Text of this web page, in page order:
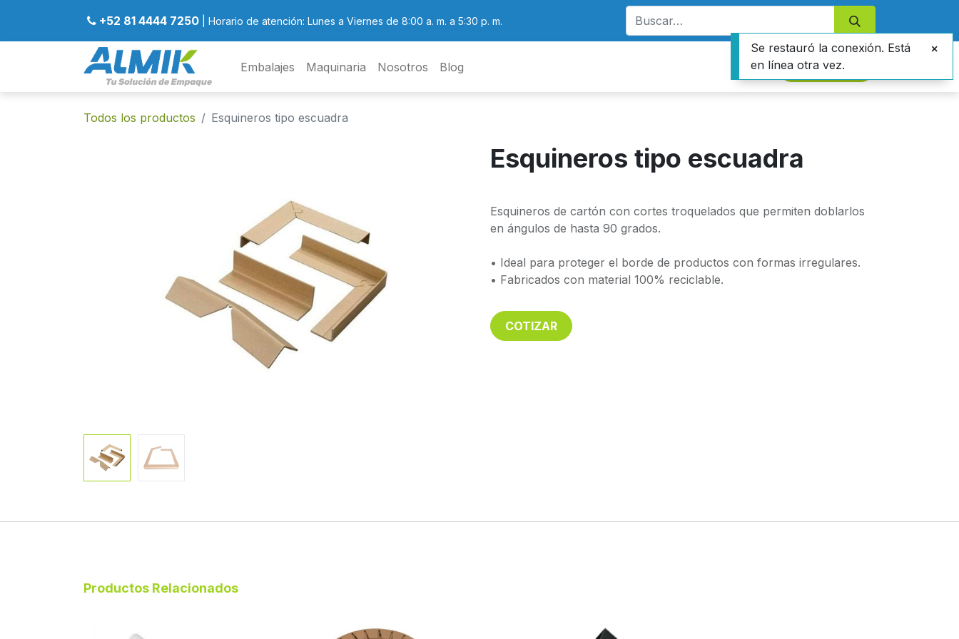
+52 81 4444 7250 | Horario de atención: Lunes a Viernes de 8:00 a. m. a 5:30 p. m.
Embalajes Maquinaria Nosotros Blog Contáctanos
Todos los productos Esquineros tipo escuadra
Esquineros tipo escuadra
Esquineros de cartón con cortes troquelados que permiten doblarlos
en ángulos de hasta 90 grados.
• Ideal para proteger el borde de productos con formas irregulares.
• Fabricados con material 100% reciclable.
COTIZAR
Productos Relacionados
Se restauró la conexión. Está
en línea otra vez.